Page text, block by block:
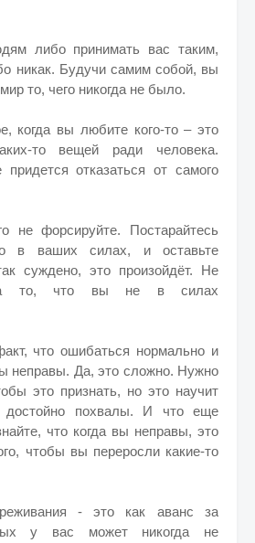
либо принимать вас таким,
никак. Будучи самим собой, вы
то, чего никогда не было.
когда вы любите кого-то – это
то вещей ради человека.
отказаться от самого
не форсируйте. Постарайтесь
в ваших силах, и оставьте
суждено, это произойдёт. Не
то, что вы не в силах
что ошибаться нормально и
неправы. Да, это сложно. Нужно
это признать, но это научит
похвалы. И что еще
что когда вы неправы, это
чтобы вы переросли какие-то
- это как аванс за
у вас может никогда не